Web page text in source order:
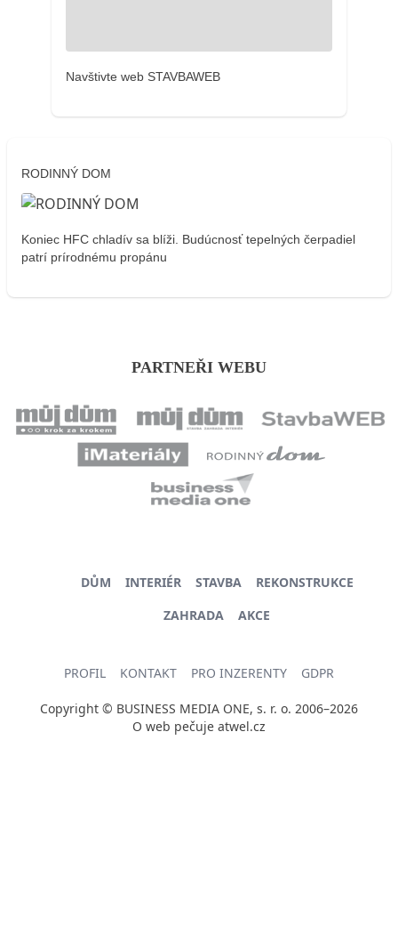
Navštivte web STAVBAWEB
RODINNÝ DOM
Koniec HFC chladív sa blíži. Budúcnosť tepelných čerpadiel
patrí prírodnému propánu
PARTNEŘI WEBU
DŮM INTERIÉR STAVBA
REKONSTRUKCE
ZAHRADA
AKCE
PROFIL KONTAKT PRO INZERENTY GDPR
Copyright © BUSINESS MEDIA ONE, s. r. o. 2006–2026